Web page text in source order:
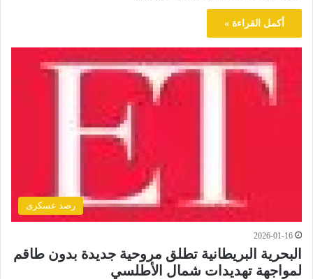
أكمل القراءة »
رصد عسكرى
2026-01-16
البحرية البريطانية تطلق مروحية جديدة بدون طاقم
لمواجهة تهديدات شمال الأطلسي